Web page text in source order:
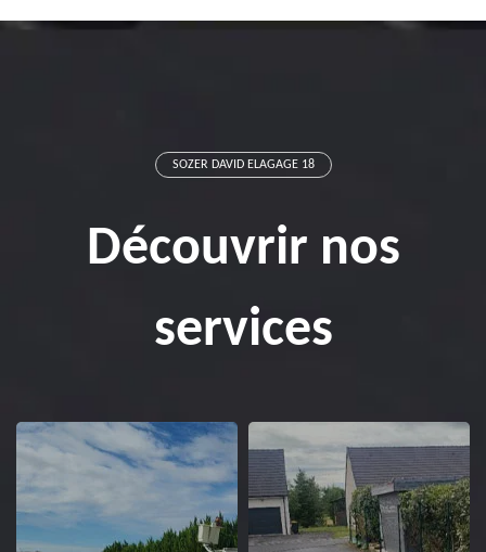
SOZER DAVID ELAGAGE 18
Découvrir nos
services